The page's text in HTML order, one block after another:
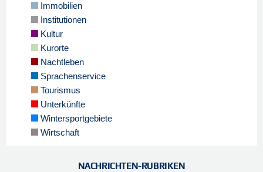
Immobilien
Institutionen
Kultur
Kurorte
Nachtleben
Sprachenservice
Tourismus
Unterkünfte
Wintersportgebiete
Wirtschaft
NACHRICHTEN-RUBRIKEN